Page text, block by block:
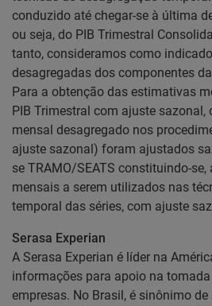
conduzido até chegar-se à última
ou seja, do PIB Trimestral
tanto, consideramos como
desagregadas dos componentes
Para a obtenção das estimativas
PIB Trimestral com ajuste sazonal,
mensal desagregado nos
ajuste sazonal) foram ajustados
se TRAMO/SEATS constituindo-
mensais a serem utilizados nas
temporal das séries, com ajuste
Serasa Experian
A Serasa Experian é líder na
informações para apoio na
empresas. No Brasil, é sinônimo